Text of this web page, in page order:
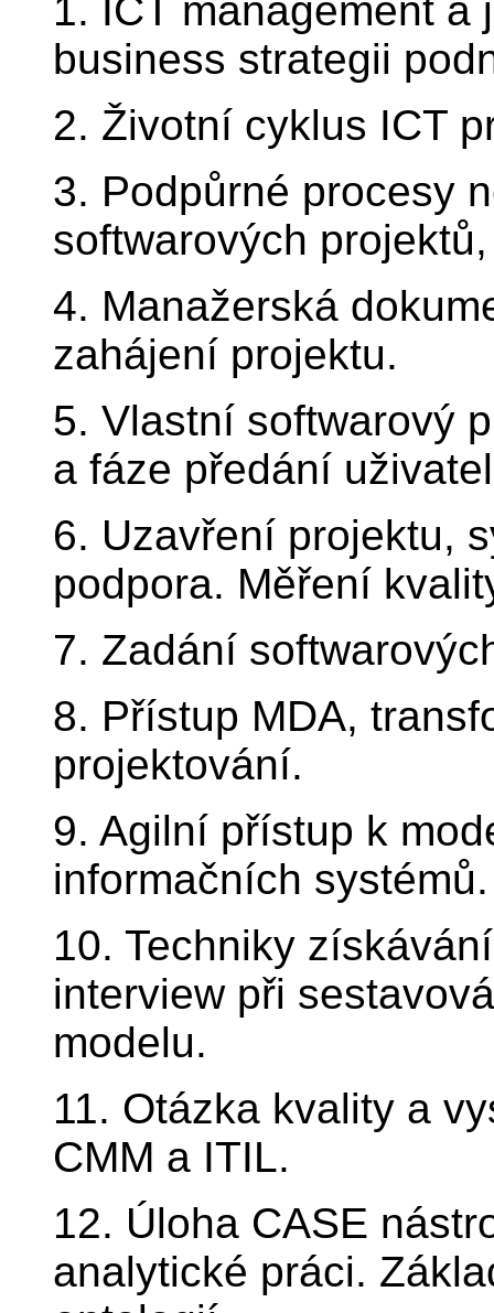
1. ICT management
business strategii
2. Životní cyklus ICT
3. Podpůrné procesy
softwarových
4. Manažerská
zahájení projektu.
5. Vlastní softwarový
a fáze předání
6. Uzavření projektu,
podpora. Měření
7. Zadání
8. Přístup MDA,
projektování.
9. Agilní přístup k
informačních systémů.
10. Techniky
interview při
modelu.
11. Otázka kvality a
CMM a ITIL.
12. Úloha CASE
analytické práci.